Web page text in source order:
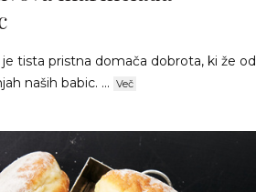
tista pristna domača dobrota, ki že od
naših babic. ... Več